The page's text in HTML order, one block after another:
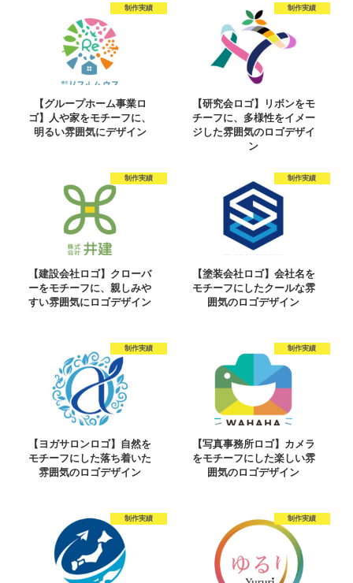
制作実績
【グループホーム事業ロ
ゴ】人や家をモチーフに、
明るい雰囲気にデザイン
制作実績
【研究会ロゴ】リボンをモ
チーフに、多様性をイメー
ジした雰囲気のロゴデザイ
ン
制作実績
【建設会社ロゴ】クローバ
ーをモチーフに、親しみや
すい雰囲気にロゴデザイン
制作実績
【塗装会社ロゴ】会社名を
モチーフにしたクールな雰
囲気のロゴデザイン
制作実績
【ヨガサロンロゴ】自然を
モチーフにした落ち着いた
雰囲気のロゴデザイン
制作実績
【写真事務所ロゴ】カメラ
をモチーフにした楽しい雰
囲気のロゴデザイン
制作実績 制作実績